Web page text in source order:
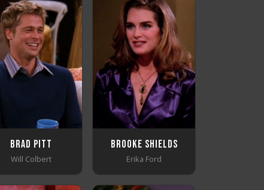
Brad Pitt
Will Colbert
Brooke Shields
Erika Ford